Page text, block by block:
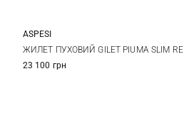
M L XL XXL
ASPESI
ЖИЛЕТ ПУХОВИЙ GILET PIUMA SLIM RE
23 100 грн